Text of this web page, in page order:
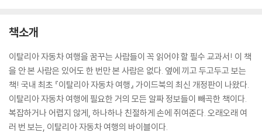
책소개
이탈리아 자동차 여행을 꿈꾸는 사람들이 꼭 읽어야 할 필수 교과서! 이 책
을 안 본 사람은 있어도 한 번만 본 사람은 없다. 옆에 끼고 두고두고 보는
책! 국내 최초 『이탈리아 자동차 여행』 가이드북의 최신 개정판이 나왔다.
이탈리아 자동차 여행에 필요한 거의 모든 알짜 정보들이 빼곡한 책이다.
복잡하거나 어렵지 않게, 하나하나 친절하게 손에 쥐여준다. 오래오래 여
러 번 보는, 이탈리아 자동차 여행의 바이블이다.